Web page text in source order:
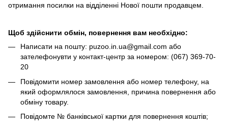
отримання посилки на відділенні Нової пошти продавцем.
Щоб здійснити обмін, повернення вам необхідно:
Написати на пошту: puzoo.in.ua@gmail.com або
зателефонувти у контакт-центр за номером: (067) 369-70-
20
Повідомити номер замовлення або номер телефону, на
який оформлялося замовлення, причина повернення або
обміну товару.
Повідомте № банківської картки для повернення коштів;